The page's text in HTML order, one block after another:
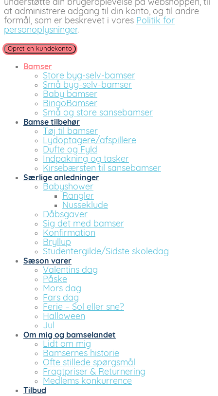
understøtte din brugeroplevelse på webshoppen, til
at administrere adgang til din konto, og til andre
formål, som er beskrevet i vores Politik for
personoplysninger.
Opret en kundekonto
Bamser
Store byg-selv-bamser
Små byg-selv-bamser
Baby bamser
BingoBamser
Små og store sansebamser
Bamse tilbehør
Tøj til bamser
Lydoptagere/afspillere
Dufte og Fyld
Indpakning og tasker
Kirsebærsten til sansebamser
Særlige anledninger
Babyshower
Rangler
Nusseklude
Dåbsgaver
Sig det med bamser
Konfirmation
Bryllup
Studentergilde/Sidste skoledag
Sæson varer
Valentins dag
Påske
Mors dag
Fars dag
Ferie – Sol eller sne?
Halloween
Jul
Om mig og bamselandet
Lidt om mig
Bamsernes historie
Ofte stillede spørgsmål
Fragtpriser & Returnering
Medlems konkurrence
Tilbud